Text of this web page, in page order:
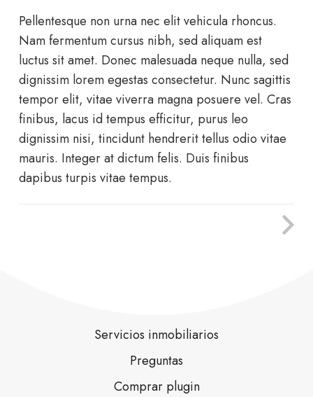
Pellentesque non urna nec elit vehicula rhoncus.
Nam fermentum cursus nibh, sed aliquam est
luctus sit amet. Donec malesuada neque nulla, sed
dignissim lorem egestas consectetur. Nunc sagittis
tempor elit, vitae viverra magna posuere vel. Cras
finibus, lacus id tempus efficitur, purus leo
dignissim nisi, tincidunt hendrerit tellus odio vitae
mauris. Integer at dictum felis. Duis finibus
dapibus turpis vitae tempus.
Servicios inmobiliarios
Preguntas
Comprar plugin